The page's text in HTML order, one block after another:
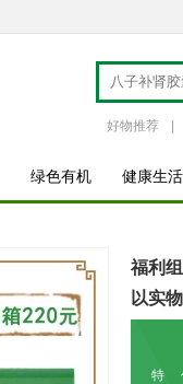
好物推荐
绿色有机 健康生活
福利
以实
特